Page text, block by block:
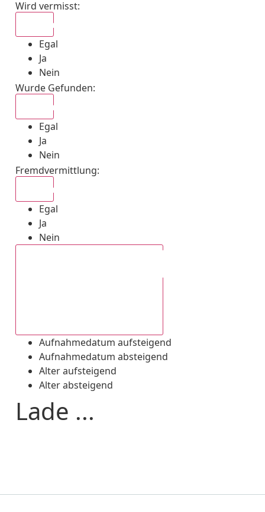
Wird vermisst:
Egal
Ja
Nein
Wurde Gefunden:
Egal
Ja
Nein
Fremdvermittlung:
Egal
Ja
Nein
Aufnahmedatum aufsteigend
Aufnahmedatum absteigend
Alter aufsteigend
Alter absteigend
Lade ...